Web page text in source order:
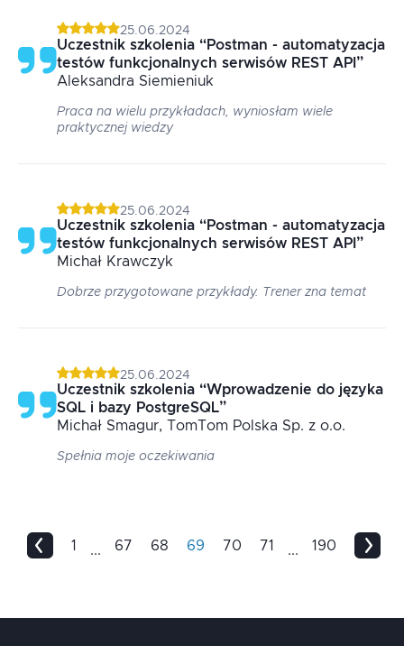
25.06.2024
Uczestnik szkolenia “Postman - automatyzacja
testów funkcjonalnych serwisów REST API ”
Aleksandra Siemieniuk
Praca na wielu przykładach, wyniosłam wiele
praktycznej wiedzy
25.06.2024
Uczestnik szkolenia “Postman - automatyzacja
testów funkcjonalnych serwisów REST API ”
Michał Krawczyk
Dobrze przygotowane przykłady. Trener zna temat
25.06.2024
Uczestnik szkolenia “Wprowadzenie do języka
SQL i bazy PostgreSQL”
Michał Smagur, TomTom Polska Sp. z o.o.
Spełnia moje oczekiwania
1 ... 67 68 69 70 71 ... 190